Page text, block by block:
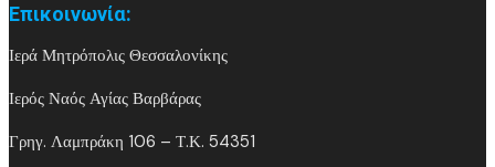
Επικοινωνία:
Ιερά Μητρόπολις Θεσσαλονίκης
Ιερός Ναός Αγίας Βαρβάρας
Γρηγ. Λαμπράκη 106 – Τ.Κ. 54351